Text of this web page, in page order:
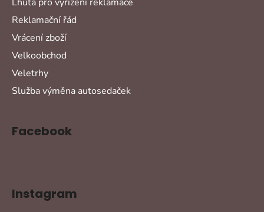
Reklamační řád
Vrácení zboží
Velkoobchod
Veletrhy
Služba výměna autosedaček
Facebook
Instagram